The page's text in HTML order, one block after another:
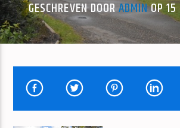
GESCHREVEN DOORADMINOP 15